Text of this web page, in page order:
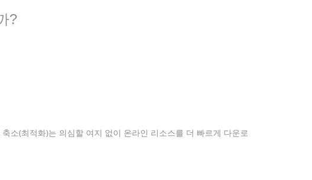
?
소(최적화)는 의심할 여지 없이 온라인 리소스를 더 빠르게 다운로